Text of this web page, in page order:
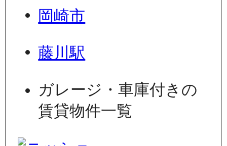
岡崎市
藤川駅
ガレージ・車庫付きの
賃貸物件一覧